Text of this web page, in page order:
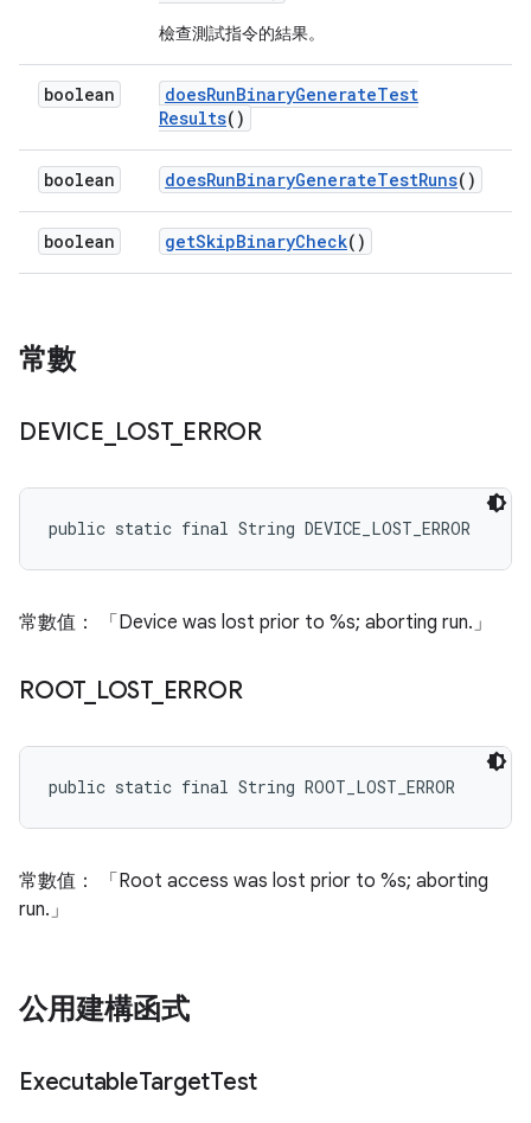
檢查測試指令的結果。
boolean doesRunBinaryGenerateTest
Results()
boolean doesRunBinaryGenerateTestRuns()
boolean getSkipBinaryCheck()
常數
DEVICE LOST_ ERROR
public static final String DEVICE_LOST_ERROR
常數值： 「Device was lost prior to %s; aborting run.」
ROOT_ LOST_ ERROR
public static final String ROOT_LOST_ERROR
常數值： 「Root access was lost prior to %s; aborting
run.」
公用建構函式
ExecutableTargetTest